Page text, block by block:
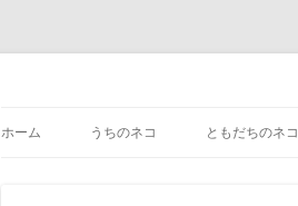
へ
ホーム うちのネコ ともだちのネコ